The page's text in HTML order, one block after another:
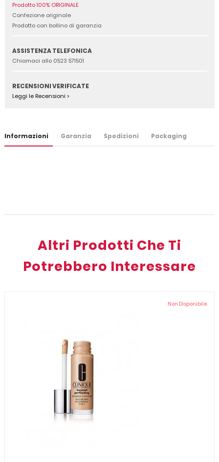
Prodotto 100% ORIGINALE
Confezione originale
Prodotto con bollino di garanzia
ASSISTENZA TELEFONICA
Chiamaci allo 0523 571501
RECENSIONI VERIFICATE
Leggi le Recensioni >
Informazioni Garanzia Spedizioni Packaging
Altri Prodotti Che Ti
Potrebbero Interessare
Non Disponibile